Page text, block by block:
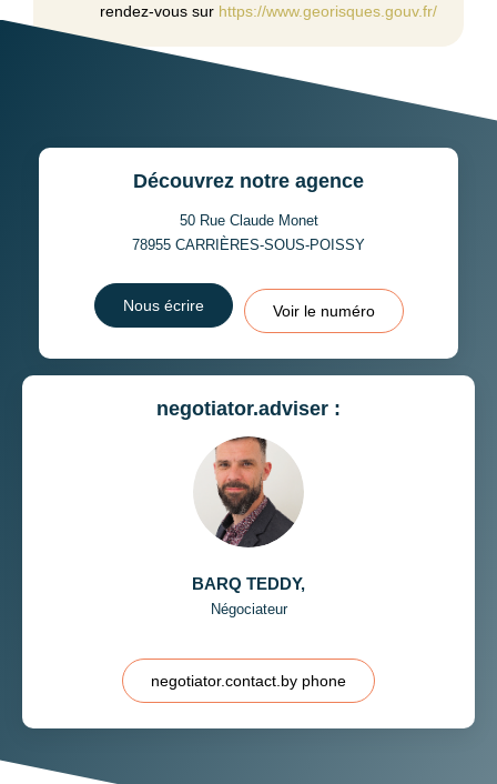
rendez-vous sur https://www.georisques.gouv.fr/
Découvrez notre agence
50 Rue Claude Monet
78955 CARRIÈRES-SOUS-POISSY
Nous écrire Voir le numéro
negotiator.adviser :
BARQ TEDDY,
Négociateur
negotiator.contact.by phone